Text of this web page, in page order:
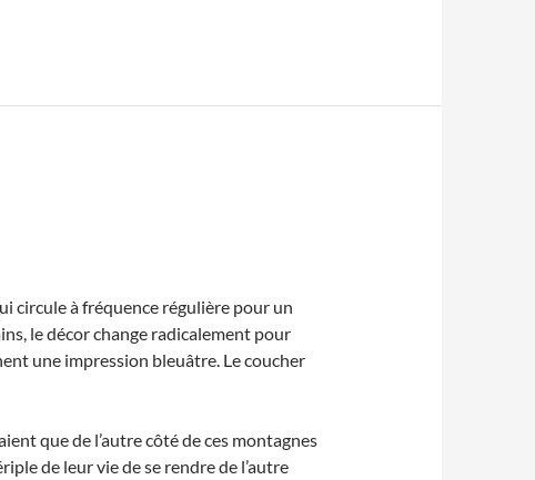
circule à fréquence régulière pour un
le décor change radicalement pour
une impression bleuâtre. Le coucher
que de l’autre côté de ces montagnes
de leur vie de se rendre de l’autre